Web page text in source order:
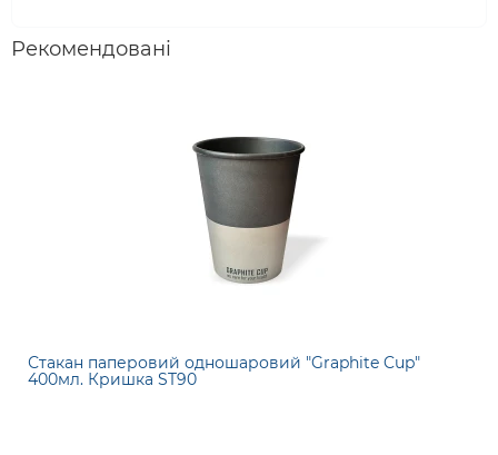
Рекомендовані
Стакан паперовий одношаровий "Graphite Cup"
400мл. Кришка ST90